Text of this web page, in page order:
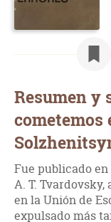
Resumen y
cometemos
Fue publicado
A. T.
en la Unión de
expulsado más